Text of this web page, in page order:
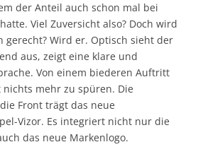
der Anteil auch schon mal bei
Viel Zuversicht also? Doch wird
gerecht? Wird er. Optisch sieht der
aus, zeigt eine klare und
Von einem biederen Auftritt
mehr zu spüren. Die
Front trägt das neue
Vizor. Es integriert nicht nur die
das neue Markenlogo.